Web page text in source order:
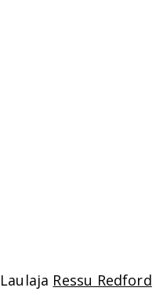
Laulaja Ressu Redford